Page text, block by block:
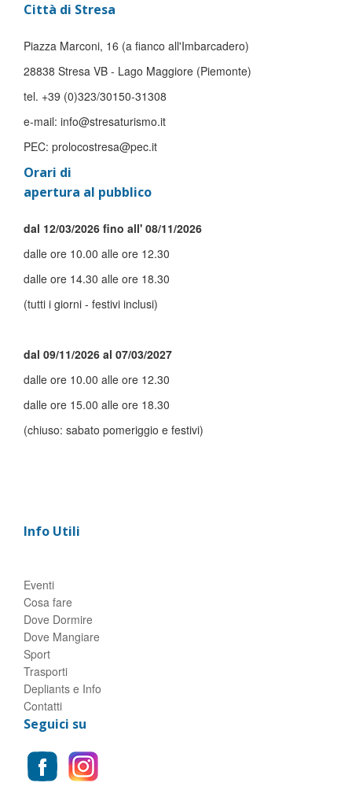
Città di Stresa
Piazza Marconi, 16 (a fianco all'Imbarcadero)
28838 Stresa VB - Lago Maggiore (Piemonte)
tel. +39 (0)323/30150-31308
e-mail: info@stresaturismo.it
PEC: prolocostresa@pec.it
Orari di
apertura al pubblico
dal 12/03/2026 fino all' 08/11/2026
dalle ore 10.00 alle ore 12.30
dalle ore 14.30 alle ore 18.30
(tutti i giorni - festivi inclusi)
dal 09/11/2026 al 07/03/2027
dalle ore 10.00 alle ore 12.30
dalle ore 15.00 alle ore 18.30
(chiuso: sabato pomeriggio e festivi)
Info Utili
Eventi
Cosa fare
Dove Dormire
Dove Mangiare
Sport
Trasporti
Depliants e Info
Contatti
Seguici su